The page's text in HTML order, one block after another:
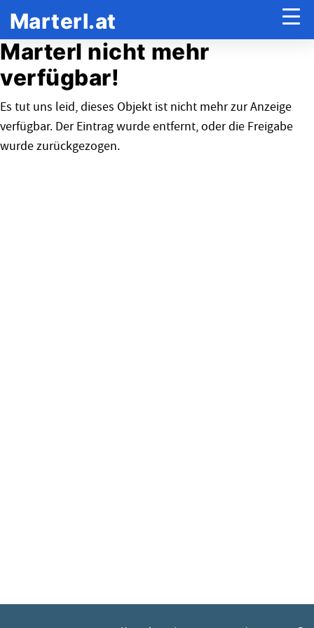
Marterl.at
Marterl nicht mehr
verfügbar!
Es tut uns leid, dieses Objekt ist nicht mehr zur Anzeige
verfügbar. Der Eintrag wurde entfernt, oder die Freigabe
wurde zurückgezogen.